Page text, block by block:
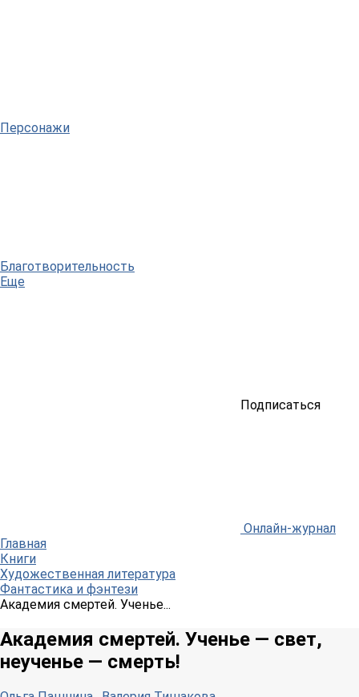
Персонажи
Благотворительность
Еще
Подписаться
Онлайн-журнал
Главная
Книги
Художественная литература
Фантастика и фэнтези
Академия смертей. Ученье...
Академия смертей. Ученье — свет,
неученье — смерть!